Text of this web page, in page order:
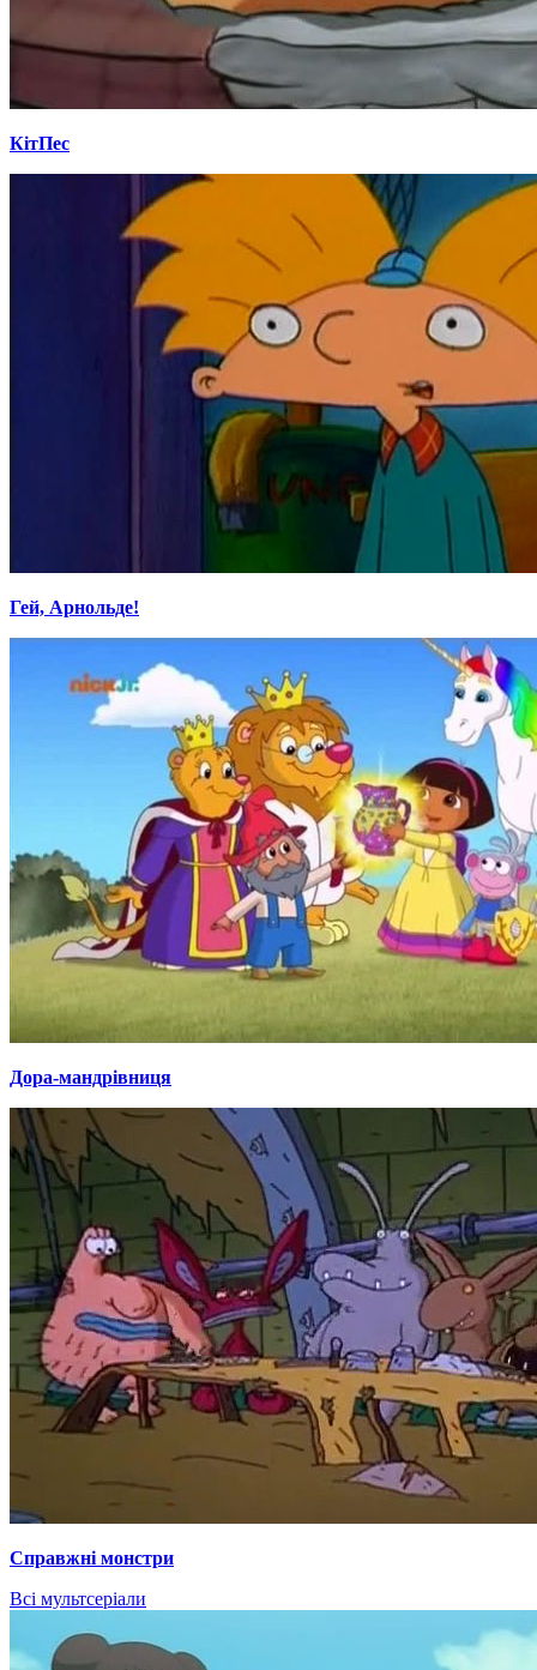
КітПес
Гей, Арнольде!
Дора-мандрівниця
Справжні монстри
Всі мультсеріали